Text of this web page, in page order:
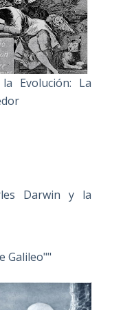
Evolución: La
Darwin y la
Galileo""